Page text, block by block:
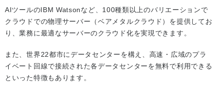
AIツールのIBM Watsonなど、100種類以上のバリエーションで
クラウドでの物理サーバー（ベアメタルクラウド）を提供してお
り、業務に最適なサーバーのクラウド化を実現できます。
また、世界22都市にデータセンターを構え、高速・広域のプラ
イベート回線で接続された各データセンターを無料で利用できる
といった特徴もあります。